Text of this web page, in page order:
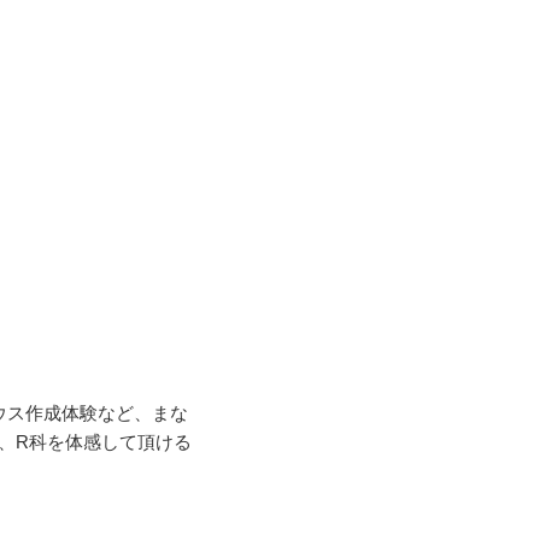
作成体験など、まな
R科を体感して頂ける